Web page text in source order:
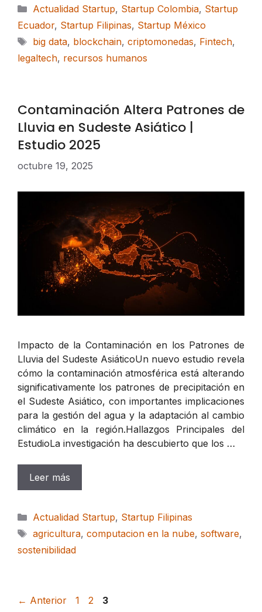
Categorías
Actualidad Startup, Startup Colombia, Startup
Ecuador, Startup Filipinas, Startup México
Etiquetas
big data, blockchain, criptomonedas, Fintech,
legaltech, recursos humanos
Contaminación Altera Patrones de
Lluvia en Sudeste Asiático |
Estudio 2025
octubre 19, 2025
Impacto de la Contaminación en los Patrones de
Lluvia del Sudeste AsiáticoUn nuevo estudio revela
cómo la contaminación atmosférica está alterando
significativamente los patrones de precipitación en
el Sudeste Asiático, con importantes implicaciones
para la gestión del agua y la adaptación al cambio
climático en la región.Hallazgos Principales del
EstudioLa investigación ha descubierto que los …
Leer más
Categorías
Actualidad Startup, Startup Filipinas
Etiquetas
agricultura, computacion en la nube, software,
sostenibilidad
← Anterior Página
1 Página
2 Página
3